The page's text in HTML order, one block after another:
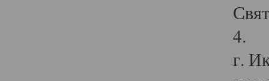
4.
г.